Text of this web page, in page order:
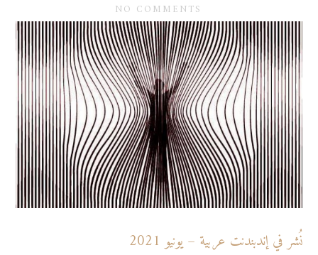
NO COMMENTS
نُشر في إندبندنت عربية – يونيو 2021